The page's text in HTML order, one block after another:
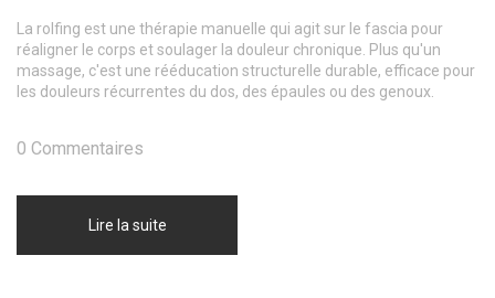
La rolfing est une thérapie manuelle qui agit sur le fascia pour
réaligner le corps et soulager la douleur chronique. Plus qu'un
massage, c'est une rééducation structurelle durable, efficace pour
les douleurs récurrentes du dos, des épaules ou des genoux.
Lire la suite
0 Commentaires